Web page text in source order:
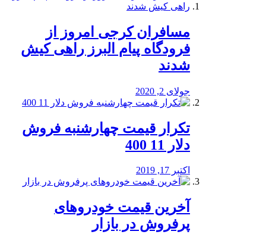
مسافران کرجی امروز از
فرودگاه پیام البرز راهی کیش
شدند
جولای 2, 2020
تکرار قیمت چهارشنبه فروش
دلار 11 400
اکتبر 17, 2019
آخرین قیمت خودرو‌های
پرفروش در بازار